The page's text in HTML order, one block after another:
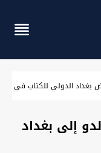
الدولي للكتاب في
إلى بغداد